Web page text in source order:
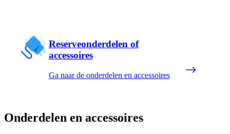
Reserveonderdelen of
accessoires
Ga naar de onderdelen en accessoires
Onderdelen en accessoires